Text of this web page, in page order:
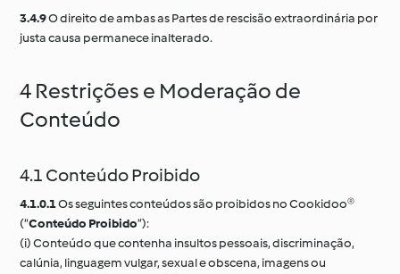
3.4.9O direito de ambas as Partes de rescisão extraordinária por
justa causa permanece inalterado.
4 Restrições e Moderação de
Conteúdo
4.1 Conteúdo Proibido
4.1.0.1Os seguintes conteúdos são proibidos no Cookidoo®
(“Conteúdo Proibido”):
(i) Conteúdo que contenha insultos pessoais, discriminação,
calúnia, linguagem vulgar, sexual e obscena, imagens ou